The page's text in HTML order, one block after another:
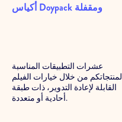
أكياس Doypack ومقفلة
عشرات التطبيقات المناسبة
لمنتجاتكم من خلال خيارات الفيلم
القابلة لإعادة التدوير، ذات طبقة
أحادية أو متعددة.